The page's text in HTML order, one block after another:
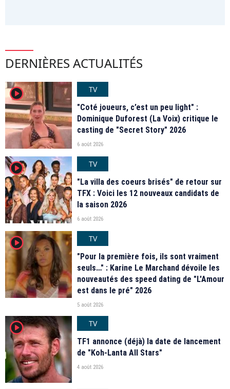
DERNIÈRES ACTUALITÉS
player2
TV
"Coté joueurs, c’est un peu light" :
Dominique Duforest (La Voix) critique le
casting de "Secret Story" 2026
6 août 2026
player2
TV
"La villa des coeurs brisés" de retour sur
TFX : Voici les 12 nouveaux candidats de
la saison 2026
6 août 2026
player2
TV
"Pour la première fois, ils sont vraiment
seuls…" : Karine Le Marchand dévoile les
nouveautés des speed dating de "L'Amour
est dans le pré" 2026
5 août 2026
player2
TV
TF1 annonce (déjà) la date de lancement
de "Koh-Lanta All Stars"
4 août 2026